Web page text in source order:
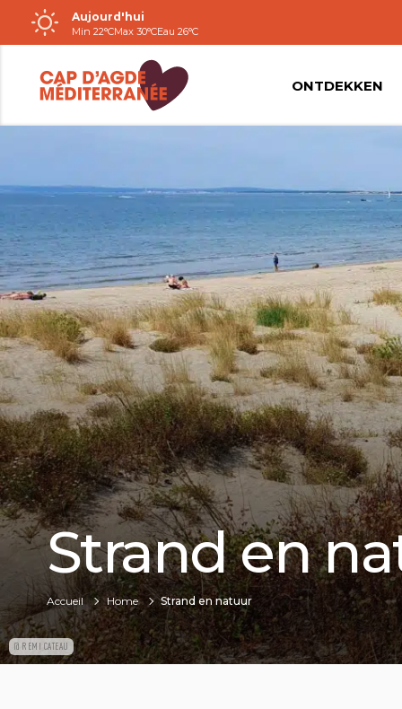
Passer
au
contenu
Aujourd'hui
Min 22°CMax 30°CEau 26°C
ONTDEKKEN
@ REMI CATEAU
Strand en
Accueil Home Strand en natuur